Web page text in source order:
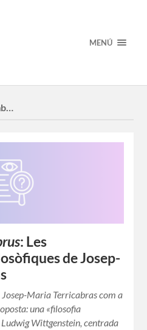
MENÚ
: Les
de Josep-
Maria Terricabras com a
una «filosofia
Wittgenstein, centrada